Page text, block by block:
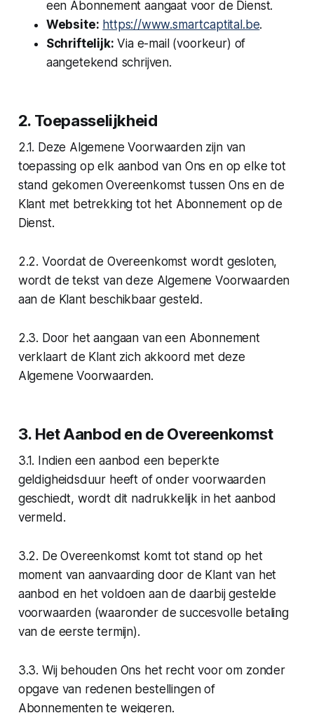
een Abonnement aangaat voor de Dienst.
Website: https://www.smartcaptital.be.
Schriftelijk: Via e-mail (voorkeur) of
aangetekend schrijven.
2. Toepasselijkheid
2.1. Deze Algemene Voorwaarden zijn van
toepassing op elk aanbod van Ons en op elke tot
stand gekomen Overeenkomst tussen Ons en de
Klant met betrekking tot het Abonnement op de
Dienst.
2.2. Voordat de Overeenkomst wordt gesloten,
wordt de tekst van deze Algemene Voorwaarden
aan de Klant beschikbaar gesteld.
2.3. Door het aangaan van een Abonnement
verklaart de Klant zich akkoord met deze
Algemene Voorwaarden.
3. Het Aanbod en de Overeenkomst
3.1. Indien een aanbod een beperkte
geldigheidsduur heeft of onder voorwaarden
geschiedt, wordt dit nadrukkelijk in het aanbod
vermeld.
3.2. De Overeenkomst komt tot stand op het
moment van aanvaarding door de Klant van het
aanbod en het voldoen aan de daarbij gestelde
voorwaarden (waaronder de succesvolle betaling
van de eerste termijn).
3.3. Wij behouden Ons het recht voor om zonder
opgave van redenen bestellingen of
Abonnementen te weigeren.